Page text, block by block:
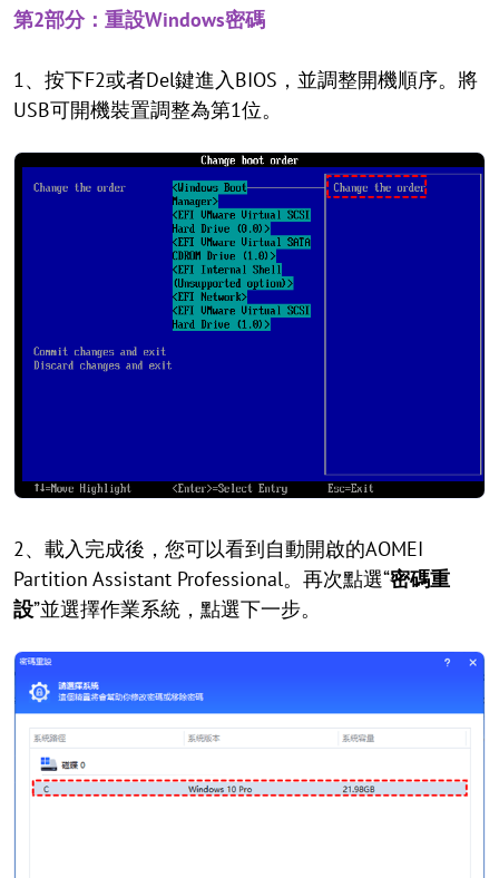
第2部分：重設Windows密碼
1、按下F2或者Del鍵進入BIOS，並調整開機順序。將
USB可開機裝置調整為第1位。
2、載入完成後，您可以看到自動開啟的AOMEI
Partition Assistant Professional。再次點選“密碼重
設”並選擇作業系統，點選下一步。